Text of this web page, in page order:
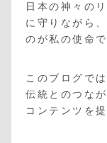
日本の神々の
に守りながら
のが私の使命で
このブログで
伝統とのつな
コンテンツを